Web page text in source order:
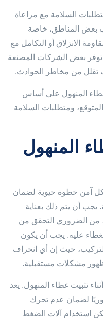
السلامة مع مراعاة
بعض المناطق، خاصة
الانزلاق أو التكامل مع
بعض الشركات المصنعة
تقلل من مخاطر الحوادث.
غطاء المنهول على أساس
ومتطلبات السلامة
المنهول
آمن خطوة حيوية لضمان
يجب أن يتم ذلك بعناية
من الضروري التحقق من
عليه. يجب أن يكون
حيث إن أي انحراف
مشكلات مستقبلية.
تثبيت غطاء المنهول. يعد
لضمان عدم تحرك
استخدام آلات الضغط